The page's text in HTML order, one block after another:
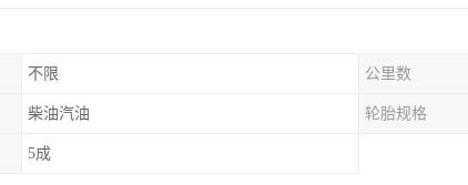
不限 公里数
柴油汽油 轮胎规格
5成